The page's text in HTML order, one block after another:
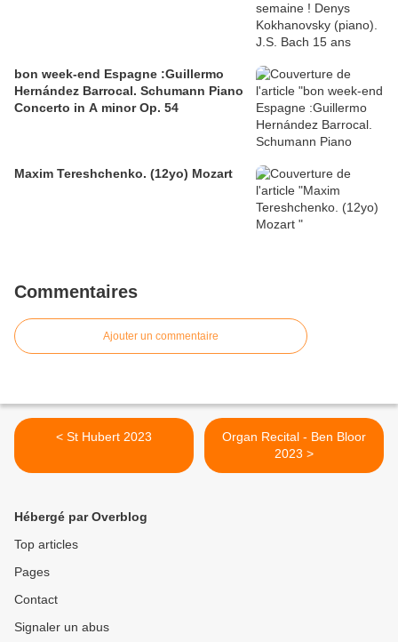
bon week-end Espagne :Guillermo
Hernández Barrocal. Schumann Piano
Concerto in A minor Op. 54
Maxim Tereshchenko. (12yo) Mozart
Commentaires
Ajouter un commentaire
< St Hubert 2023
Organ Recital - Ben Bloor
2023 >
Hébergé par Overblog
Top articles
Pages
Contact
Signaler un abus